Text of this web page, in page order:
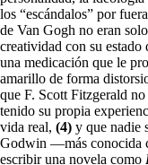
los “escándalos” por
de Van Gogh no eran
creatividad con su estado
una medicación que le
amarillo de forma
que F. Scott Fitzgerald
tenido su propia
vida real, (4) y que nadie
Godwin —más conocida
escribir una novela como